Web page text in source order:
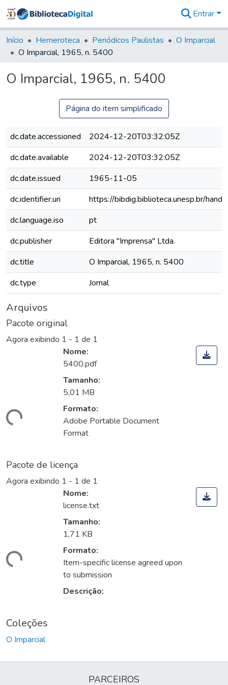
&
Coleções
Tudo na
Digital
Entrar
Início Hemeroteca Periódicos Paulistas
O Imparcial
O Imparcial, 1965, n. 5400
O Imparcial, 1965, n. 5400
Página do item simplificado
dc.date.accessioned
2024-12-20T03:32:05Z
dc.date.available
2024-12-20T03:32:05Z
dc.date.issued
1965-11-05
dc.identifier.uri
https://bibdig.biblioteca.unesp.br/
dc.language.iso
pt
dc.publisher
Editora "Imprensa" Ltda.
dc.title
O Imparcial, 1965, n. 5400
dc.type
Jornal
Arquivos
Pacote original
Agora exibindo 1 - 1 de 1
Nome:
5400.pdf
Tamanho:
5,01 MB
Formato:
Adobe Portable Document
Format
Pacote de licença
Agora exibindo 1 - 1 de 1
Nome:
license.txt
Tamanho:
1,71 KB
Formato:
Item-specific license agreed upon
to submission
Descrição:
Coleções
O Imparcial
PARCEIROS